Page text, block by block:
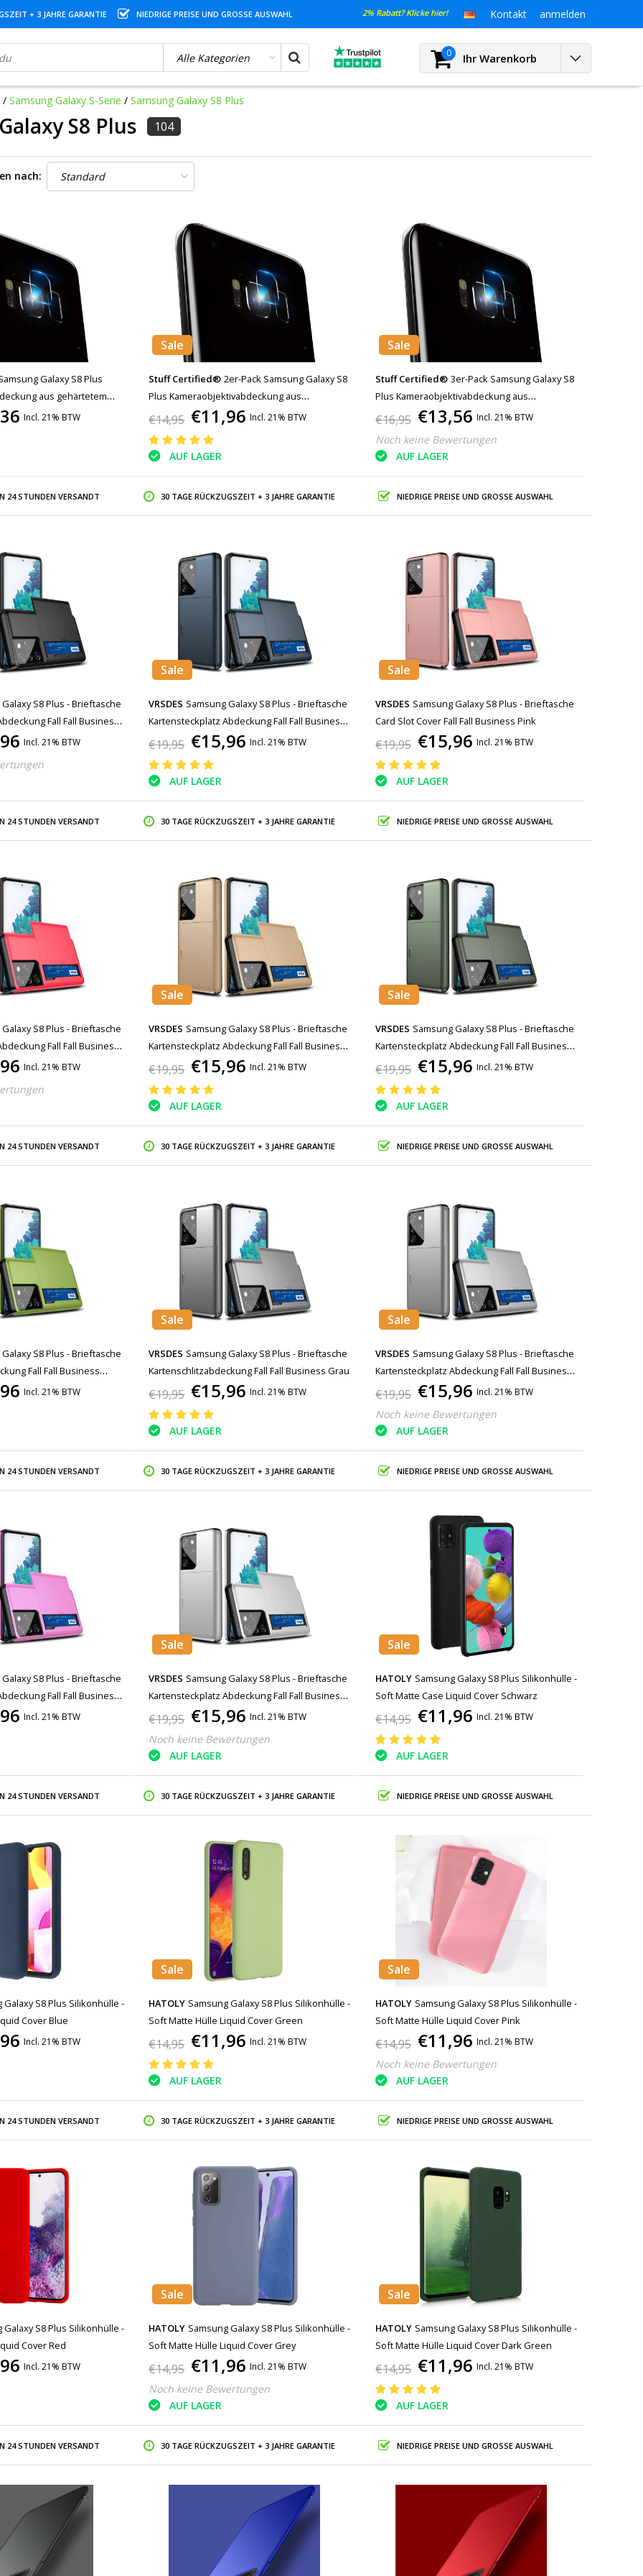
+ 3 JAHRE GARANTIE NIEDRIGE PREISE UND GROSSE AUSWAHL 2% Rabatt? Klicke hier! Kontakt anmelden
0 Ihr Warenkorb
/ Samsung Galaxy S-Serie / Samsung Galaxy S8 Plus
S8 Plus 104
nach:
Galaxy S8 Plus
aus gehärtetem
Incl. 21% BTW
Sale
Stuff Certified® 2er-Pack Samsung Galaxy S8
Plus Kameraobjektivabdeckung aus
gehärtetem Glas - stoßfester Gehäuseschutz
€14,95 €11,96 Incl. 21% BTW
AUF LAGER
Sale
Stuff Certified® 3er-Pack Samsung Galaxy S8
Plus Kameraobjektivabdeckung aus
gehärtetem Glas - stoßfester Gehäuseschutz
€16,95 €13,56 Incl. 21% BTW
Noch keine Bewertungen
AUF LAGER
24 STUNDEN VERSANDT 30 TAGE RÜCKZUGSZEIT + 3 JAHRE GARANTIE NIEDRIGE PREISE UND GROSSE AUSWAHL
S8 Plus - Brieftasche
Fall Fall Business
Incl. 21% BTW
Sale
VRSDES Samsung Galaxy S8 Plus - Brieftasche
Kartensteckplatz Abdeckung Fall Fall Business
Blue
€19,95 €15,96 Incl. 21% BTW
AUF LAGER
Sale
VRSDES Samsung Galaxy S8 Plus - Brieftasche
Card Slot Cover Fall Fall Business Pink
€19,95 €15,96 Incl. 21% BTW
AUF LAGER
24 STUNDEN VERSANDT 30 TAGE RÜCKZUGSZEIT + 3 JAHRE GARANTIE NIEDRIGE PREISE UND GROSSE AUSWAHL
S8 Plus - Brieftasche
Fall Fall Business
Incl. 21% BTW
Sale
VRSDES Samsung Galaxy S8 Plus - Brieftasche
Kartensteckplatz Abdeckung Fall Fall Business
Gold
€19,95 €15,96 Incl. 21% BTW
AUF LAGER
Sale
VRSDES Samsung Galaxy S8 Plus - Brieftasche
Kartensteckplatz Abdeckung Fall Fall Business
Dark Green
€19,95 €15,96 Incl. 21% BTW
AUF LAGER
24 STUNDEN VERSANDT 30 TAGE RÜCKZUGSZEIT + 3 JAHRE GARANTIE NIEDRIGE PREISE UND GROSSE AUSWAHL
S8 Plus - Brieftasche
Fall Fall Business
Incl. 21% BTW
Sale
VRSDES Samsung Galaxy S8 Plus - Brieftasche
Kartenschlitzabdeckung Fall Fall Business Grau
€19,95 €15,96 Incl. 21% BTW
AUF LAGER
Sale
VRSDES Samsung Galaxy S8 Plus - Brieftasche
Kartensteckplatz Abdeckung Fall Fall Business
Silber
€19,95 €15,96 Incl. 21% BTW
Noch keine Bewertungen
AUF LAGER
24 STUNDEN VERSANDT 30 TAGE RÜCKZUGSZEIT + 3 JAHRE GARANTIE NIEDRIGE PREISE UND GROSSE AUSWAHL
S8 Plus - Brieftasche
Fall Fall Business
Incl. 21% BTW
Sale
VRSDES Samsung Galaxy S8 Plus - Brieftasche
Kartensteckplatz Abdeckung Fall Fall Business
Weiß
€19,95 €15,96 Incl. 21% BTW
Noch keine Bewertungen
AUF LAGER
Sale
HATOLY Samsung Galaxy S8 Plus Silikonhülle -
Soft Matte Case Liquid Cover Schwarz
€14,95 €11,96 Incl. 21% BTW
AUF LAGER
24 STUNDEN VERSANDT 30 TAGE RÜCKZUGSZEIT + 3 JAHRE GARANTIE NIEDRIGE PREISE UND GROSSE AUSWAHL
Galaxy S8 Plus Silikonhülle -
Cover Blue
Incl. 21% BTW
Sale
HATOLY Samsung Galaxy S8 Plus Silikonhülle -
Soft Matte Hülle Liquid Cover Green
€14,95 €11,96 Incl. 21% BTW
AUF LAGER
Sale
HATOLY Samsung Galaxy S8 Plus Silikonhülle -
Soft Matte Hülle Liquid Cover Pink
€14,95 €11,96 Incl. 21% BTW
Noch keine Bewertungen
AUF LAGER
24 STUNDEN VERSANDT 30 TAGE RÜCKZUGSZEIT + 3 JAHRE GARANTIE NIEDRIGE PREISE UND GROSSE AUSWAHL
Galaxy S8 Plus Silikonhülle -
Cover Red
Incl. 21% BTW
Sale
HATOLY Samsung Galaxy S8 Plus Silikonhülle -
Soft Matte Hülle Liquid Cover Grey
€14,95 €11,96 Incl. 21% BTW
Noch keine Bewertungen
AUF LAGER
Sale
HATOLY Samsung Galaxy S8 Plus Silikonhülle -
Soft Matte Hülle Liquid Cover Dark Green
€14,95 €11,96 Incl. 21% BTW
AUF LAGER
24 STUNDEN VERSANDT 30 TAGE RÜCKZUGSZEIT + 3 JAHRE GARANTIE NIEDRIGE PREISE UND GROSSE AUSWAHL